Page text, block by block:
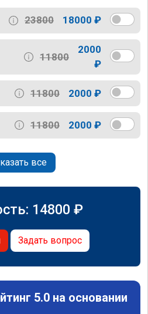
23800 18000 ₽
11800
2000
₽
11800 2000 ₽
11800 2000 ₽
все
14800 ₽
Задать вопрос
5.0 на основании